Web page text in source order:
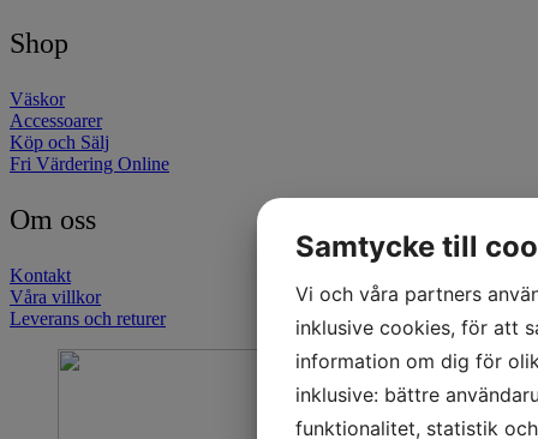
Shop
Väskor
Accessoarer
Köp och Sälj
Fri Värdering Online
Om oss
Kontakt
Våra villkor
Leverans och returer
Samtycke till
Vi och våra partners
inklusive cookies, för att
information om dig för
inklusive: bättre
funktionalitet, statistik